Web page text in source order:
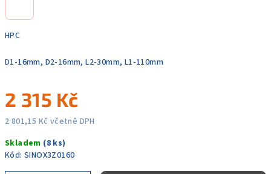
HPC
D1-16mm, D2-16mm, L2-30mm, L1-110mm
2 315 Kč
2 801,15 Kč včetně DPH
cena:
Skladem (8 ks)
Kód: SINOX3Z0160